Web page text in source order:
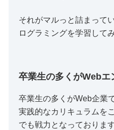
それがマルっと詰まって
ログラミングを学習して
卒業生の多くがWebエ
卒業生の多くがWeb企業
実践的なカリキュラムを
でも戦力となっております